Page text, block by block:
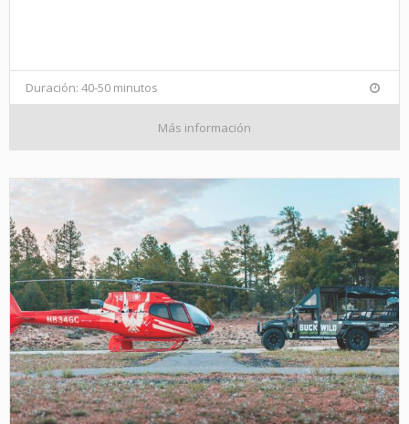
Duración: 40-50 minutos
Más información